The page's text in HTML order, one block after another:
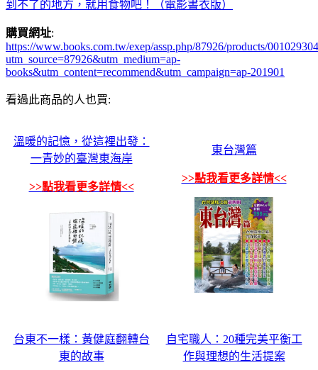
到不了的地方，就用食物吧！（電影書衣版）
購買網址:
https://www.books.com.tw/exep/assp.php/87926/products/
utm_source=87926&utm_medium=ap-
books&utm_content=recommend&utm_campaign=ap-201901
看過此商品的人也買:
溫暖的記憶，從這裡出發：
一青妙的臺灣東海岸
>>點我看更多詳情<<
東台灣篇
>>點我看更多詳情<<
台東不一樣：黃健庭翻轉台
東的故事
自宅職人：20種完美平衡工
作與理想的生活提案